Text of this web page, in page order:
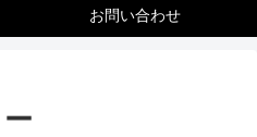
お問い合わせ